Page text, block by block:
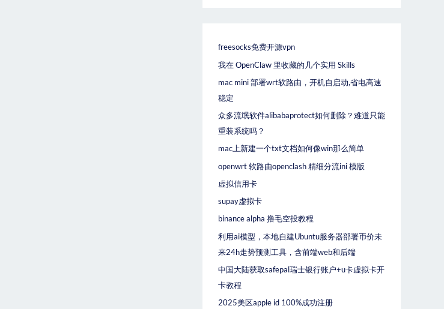
freesocks免费开源vpn
我在 OpenClaw 里收藏的几个实用 Skills
mac mini 部署wrt软路由，开机自启动,省电高速
稳定
众多流氓软件alibabaprotect如何删除？难道只能
重装系统吗？
mac上新建一个txt文档如何像win那么简单
openwrt 软路由openclash 精细分流ini 模版
虚拟信用卡
supay虚拟卡
binance alpha 撸毛空投教程
利用ai模型，本地自建Ubuntu服务器部署币价未
来24h走势预测工具，含前端web和后端
中国大陆获取safepal瑞士银行账户+u卡虚拟卡开
卡教程
2025美区apple id 100%成功注册